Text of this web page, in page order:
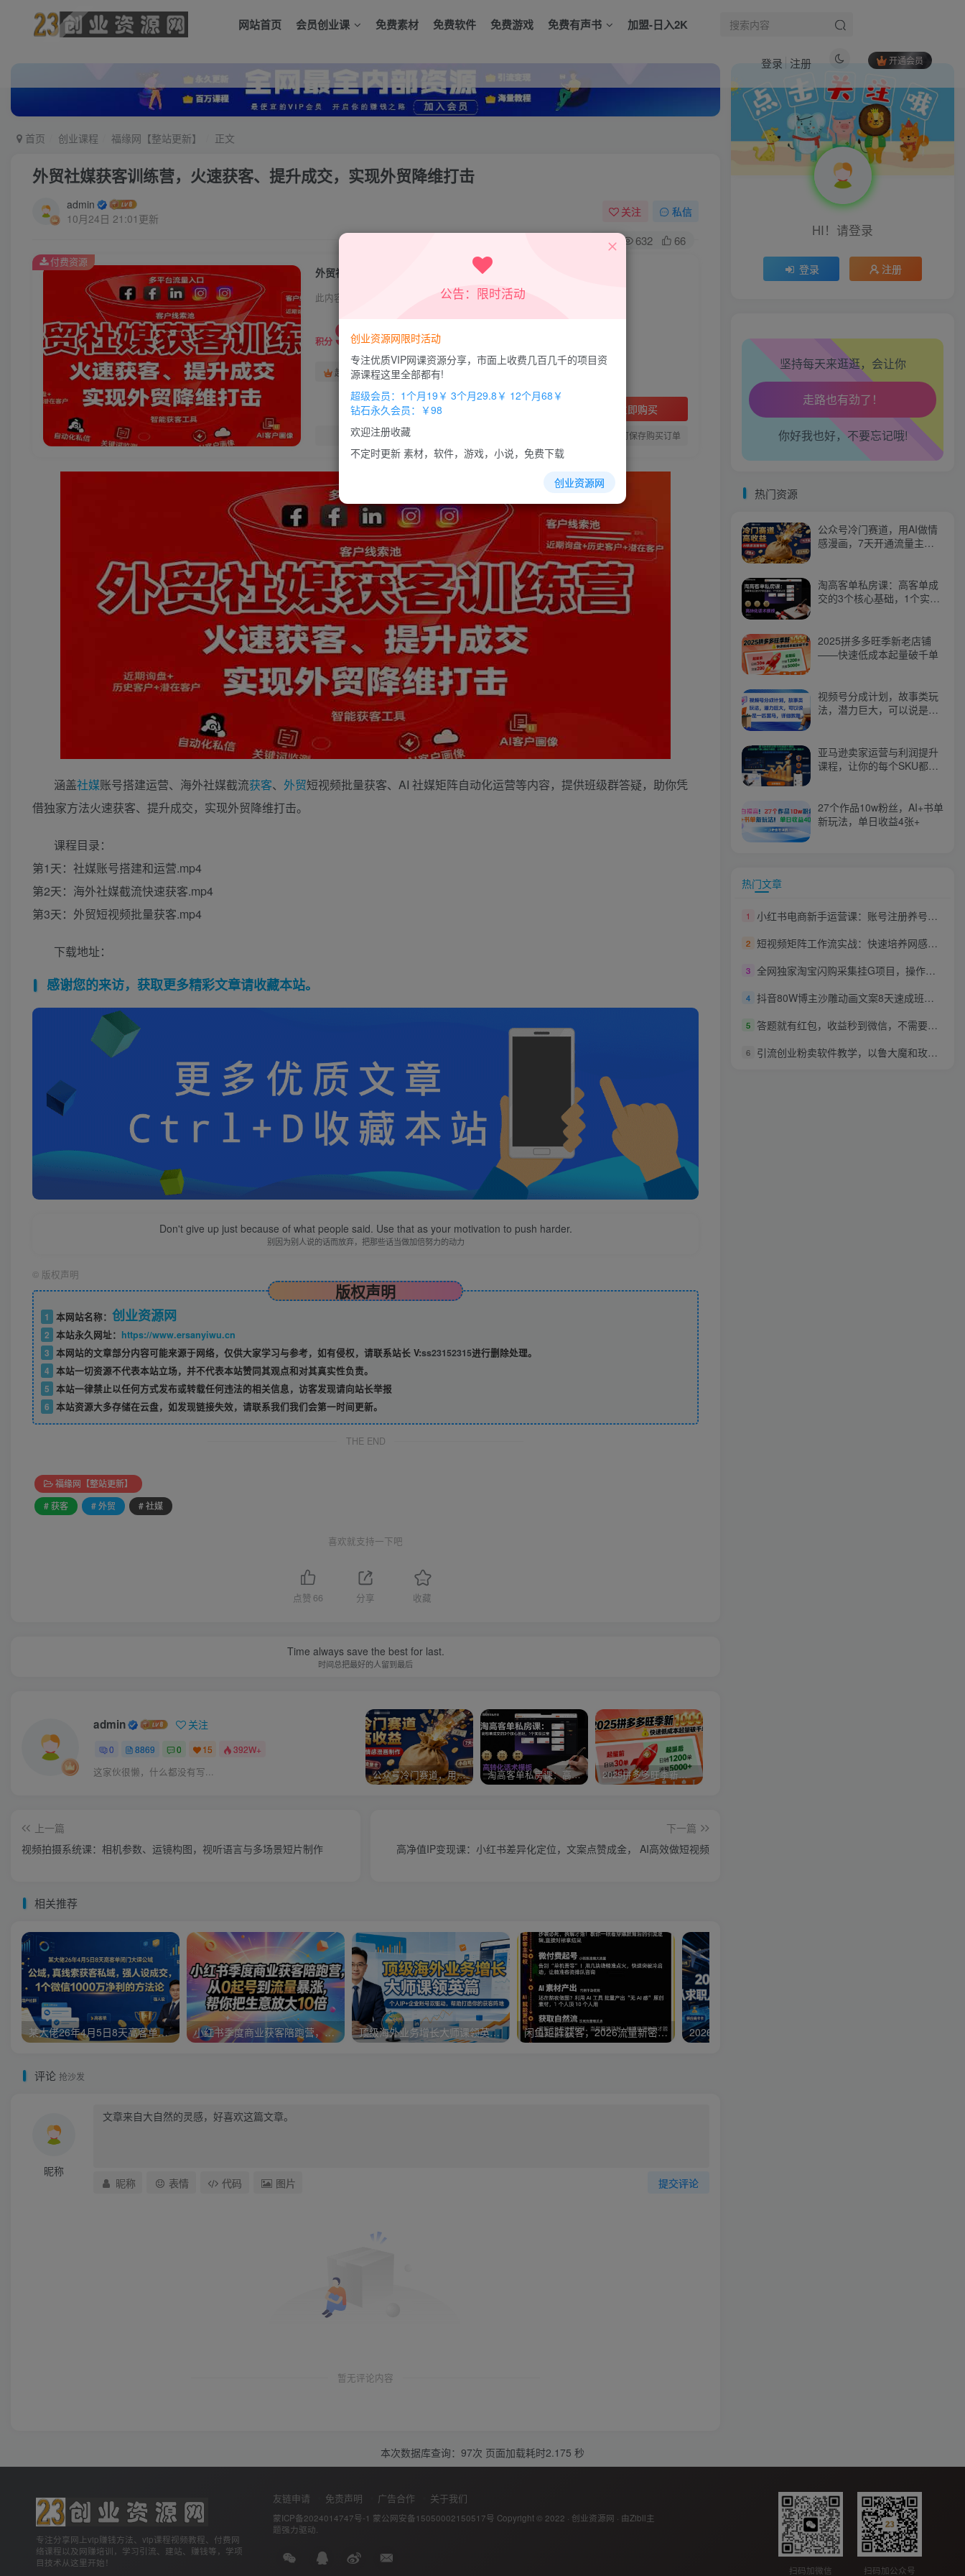
网站首页 会员创业课 免费素材 免费软件 免费游戏 免费有声书 加盟-日入2K
开通会员
登录 注册
首页 创业课程 福缘网【整站更新】 正文
外贸社媒获客训练营，火速获客、提升成交，实现外贸降维打击
admin
10月24日 21:01更新
关注 私信
0 632 66
外贸社媒获客训练营，火速获客、提升成交，实现外贸降维打击
此内容为付费资源，请付费后查看
积分 9.9
超级会员免费 钻石会员
立即购买
您当前未登录！建议登陆后购买，办理会员包月更省钱，可保存购买订单
付费资源
涵盖社媒账号搭建运营、海外社媒截流获客、 外贸短视频批量获客、AI 社媒矩阵自动化运营等内容，提供班级群答疑，助你凭
借独家方法火速获客、提升成交，实现外贸降维打击。
课程目录：
第1天：社媒账号搭建和运营.mp4
第2天：海外社媒截流快速获客.mp4
第3天：外贸短视频批量获客.mp4
下载地址：
感谢您的来访，获取更多精彩文章请收藏本站。
Don't give up just because of what people said. Use that as your motivation to push harder.
别因为别人说的话而放弃，把那些话当做加倍努力的动力
© 版权声明
版权声明
1 本网站名称： 创业资源网
2 本站永久网址： https://www.ersanyiwu.cn
3 本网站的文章部分内容可能来源于网络，仅供大家学习与参考，如有侵权，请联系站长 V:ss23152315进行删除处理。
4 本站一切资源不代表本站立场，并不代表本站赞同其观点和对其真实性负责。
5 本站一律禁止以任何方式发布或转载任何违法的相关信息，访客发现请向站长举报
6 本站资源大多存储在云盘，如发现链接失效，请联系我们我们会第一时间更新。
THE END
福缘网【整站更新】
# 获客
# 外贸 # 社媒
喜欢就支持一下吧
点赞 66 分享 收藏
Time always save the best for last.
时间总把最好的人留到最后
admin 关注
0 8869 0 15 392W+
这家伙很懒，什么都没有写... 公众号冷门赛道，用AI做情感漫画，7天开通流量主，操作简单，小白可玩 淘高客单私房课：高客单成交的3个核心基础，1个实操法宝 2025拼多多旺季新老店铺——快速低成本起量破千单
上一篇
视频拍摄系统课：相机参数、运镜构图，视听语言与多场景短片制作
下一篇
高净值IP变现课：小红书差异化定位，文案点赞成金， AI高效做短视频
相关推荐
某大佬26年4月5日8天高客单闭门大课公域，真线索获客私域，强人设成交，1个微信1000W净利的方法论 小红书季度商业获客陪跑营，从0起号到流量暴涨，帮你把生意放大10倍 顶级海外业务增长大师课领英篇，个人IP+企业账号双驱动，帮助打造你的获客阵地 闲鱼矩阵获客，2026流量新密码，只要闲鱼还在，你的行业就有无限精准的客源
评论 抢沙发
昵称
提交评论
昵称 表情 代码 图片
暂无评论内容
热门文章
小红书电商新手运营课：账号注册养号全流程，类目选品铺货文案制作落地教程
短视频矩阵工作流实战：快速培养网感，提升素材生产力，掌握爆款素材与脚本要点
全网独家淘宝闪购采集挂G项目，操作简单无脑，单窗口轻松日入40+，可矩阵多开【揭秘】
抖音80W博主沙雕动画文案8天速成班，基础课+直播课，文案助力账号破圈
答题就有红包，收益秒到微信，不需要养机，简单操作，几分钟挣几十块【揭秘】
HI！请登录
登录 注册
坚持每天来逛逛，会让你
生活也美好了！
心情也舒畅了！
走路也有劲了！
工作也轻松了！
你好我也好，不要忘记哦!
热门资源
公众号冷门赛道，用AI做情
感漫画，7天开通流量主，
淘高客单私房课：高客单成
交的3个核心基础，1个实操
2025拼多多旺季新老店铺
——快速低成本起量破千单
视频号分成计划，故事类玩
法，潜力巨大，可以说是一
亚马逊卖家运营与利润提升
课程，让你的每个SKU都成
27个作品10w粉丝，AI+书单
新玩法，单日收益4张+
热门文章
1 小红书电商新手运营课：账号注册养号全流程，类目选品铺货文案制作落地教程
2 短视频矩阵工作流实战：快速培养网感，提升素材生产力，掌握爆款素材与脚本要点
3 全网独家淘宝闪购采集挂G项目，操作简单无脑，单窗口轻松日入40+，可矩阵多开【揭秘】
4 抖音80W博主沙雕动画文案8天速成班，基础课+直播课，文案助力账号破圈
5 答题就有红包，收益秒到微信，不需要养机，简单操作，几分钟挣几十块【揭秘】
6 引流创业粉卖软件教学，以鲁大魔和玫瑰工具为案例，可做任意软件
本次数据库查询：97次 页面加载耗时2.175 秒
专注分享网上vip赚钱方法、vip课程视频教程、付费网
络课程以及网赚培训，学习引流、建站、赚钱等，学项
目技术从这里开始！
友链申请 免责声明 广告合作 关于我们
蒙ICP备2024014747号-1 蒙公网安备15050002150517号 Copyright © 2022 · 创业资源网 · 由Zibll主
题强力驱动.
扫码加微信 扫码加公众号
公告：限时活动
创业资源网限时活动
专注优质VIP网课资源分享，市面上收费几百几千的项目资
源课程这里全部都有!
超级会员：1个月19￥ 3个月29.8￥ 12个月68￥
钻石永久会员：￥98
欢迎注册收藏
不定时更新 素材，软件，游戏，小说，免费下载
创业资源网